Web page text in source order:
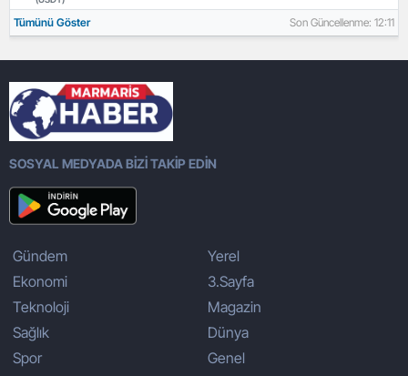
Tümünü Göster Son Güncellenme: 12:11
SOSYAL MEDYADA BİZİ TAKİP EDİN
Gündem
Ekonomi
Teknoloji
Sağlık
Spor
Yerel
3.Sayfa
Magazin
Dünya
Genel